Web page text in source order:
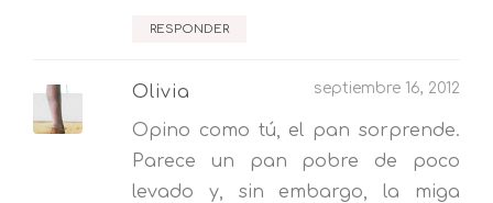
RESPONDER
Olivia septiembre 16, 2012
Opino como tú, el pan sorprende.
Parece un pan pobre de poco
levado y, sin embargo, la miga